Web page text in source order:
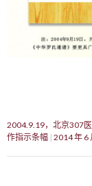
2004.9.19，北京307
作指示条幅 2014 年 6